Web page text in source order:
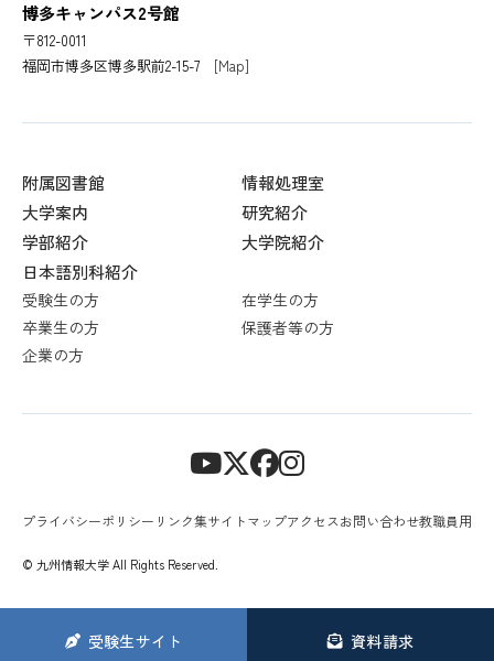
受験生サイト 資料請求
博多キャンパス2号館
〒812-0011
福岡市博多区博多駅前2-15-7 [Map]
附属図書館
情報処理室
大学案内
研究紹介
学部紹介
大学院紹介
日本語別科紹介
受験生の方
在学生の方
卒業生の方
保護者等の方
企業の方
プライバシーポリシー リンク集サイトマップアクセスお問い合わせ教職員用
© 九州情報大学 All Rights Reserved.